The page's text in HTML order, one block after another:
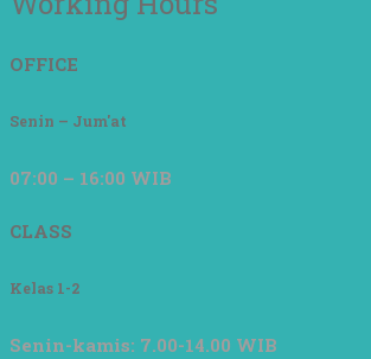
OFFICE
Senin – Jum'at
07:00 – 16:00 WIB
CLASS
Kelas 1-2
Senin-kamis: 7.00-14.00 WIB